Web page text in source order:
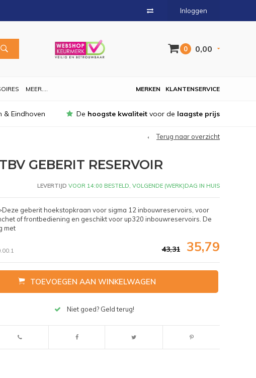
Inloggen
0 0,00
MEER.... KLANTENSERVICE
MERKEN
Eindhoven De hoogste kwaliteit voor de laagste prijs
Terug naar overzicht
GEBERIT RESERVOIR
LEVERTIJD VOOR 14:00 BESTELD, VOLGENDE (WERK)DAG IN HUIS
geberit hoekstopkraan voor sigma 12 inbouwreservoirs, voor
of frontbediening en geschikt voor up320 inbouwreservoirs. De
met
43,31 35,79
TOEVOEGEN AAN WINKELWAGEN
Niet goed? Geld terug!